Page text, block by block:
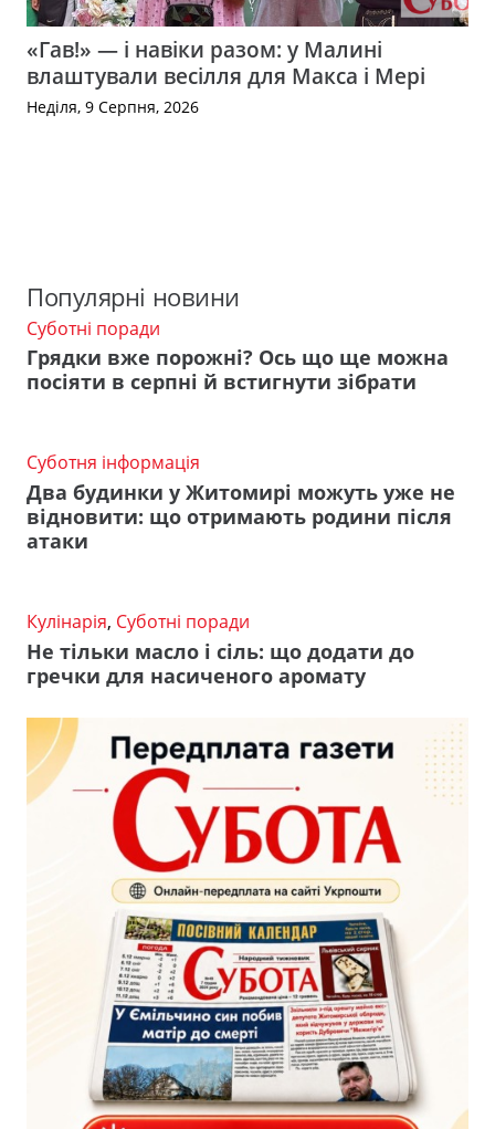
«Гав!» — і навіки разом: у Малині
влаштували весілля для Макса і Мері
Неділя, 9 Серпня, 2026
Популярні новини
Суботні поради
Грядки вже порожні? Ось що ще можна
посіяти в серпні й встигнути зібрати
Суботня інформація
Два будинки у Житомирі можуть уже не
відновити: що отримають родини після
атаки
Кулінарія, Суботні поради
Не тільки масло і сіль: що додати до
гречки для насиченого аромату